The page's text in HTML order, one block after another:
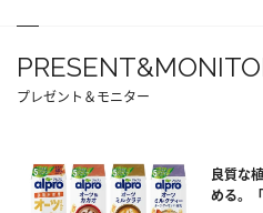
プレゼント＆モニター
良質な
める。